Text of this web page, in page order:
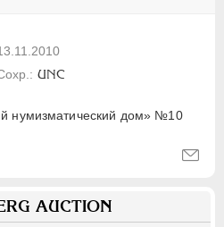
нумизматический дом» №10
UNC
AUCTION